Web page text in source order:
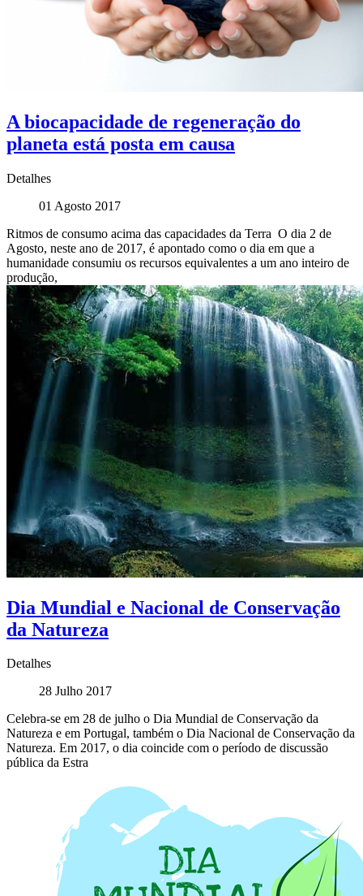
A biocapacidade de regeneração do
planeta está posta em causa
Detalhes
01 Agosto 2017
Ritmos de consumo acima das capacidades da Terra O dia 2 de
Agosto, neste ano de 2017, é apontado como o dia em que a
humanidade consumiu os recursos equivalentes a um ano inteiro de
produção,
Dia Mundial e Nacional de Conservação
da Natureza
Detalhes
28 Julho 2017
Celebra-se em 28 de julho o Dia Mundial de Conservação da
Natureza e em Portugal, também o Dia Nacional de Conservação da
Natureza. Em 2017, o dia coincide com o período de discussão
pública da Estra